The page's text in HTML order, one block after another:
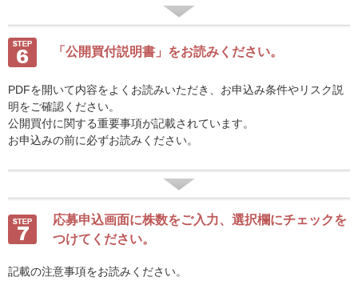
「公開買付説明書」をお読みください。
PDFを開いて内容をよくお読みいただき、お申込み条件やリスク説
明をご確認ください。
公開買付に関する重要事項が記載されています。
お申込みの前に必ずお読みください。
応募申込画面に株数をご入力、選択欄にチェックを
つけてください。
記載の注意事項をお読みください。